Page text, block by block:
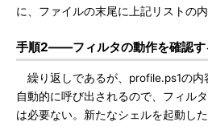
に、ファイルの末尾に上記リストの内
手順2――フィルタの動作を確認す
繰り返しであるが、profile.ps1の内
自動的に呼び出されるので、フィル
は必要ない。新たなシェルを起動し